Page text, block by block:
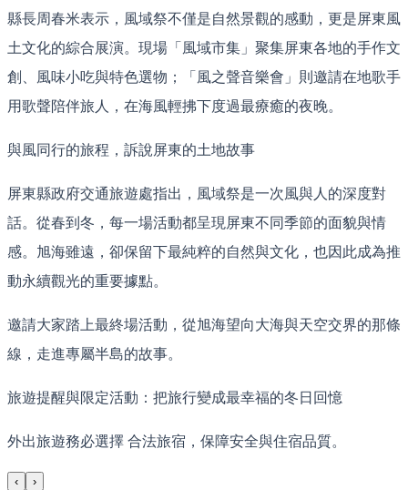
縣長周春米表示，風域祭不僅是自然景觀的感動，更是屏東風
土文化的綜合展演。現場「風域市集」聚集屏東各地的手作文
創、風味小吃與特色選物；「風之聲音樂會」則邀請在地歌手
用歌聲陪伴旅人，在海風輕拂下度過最療癒的夜晚。
與風同行的旅程，訴說屏東的土地故事
屏東縣政府交通旅遊處指出，風域祭是一次風與人的深度對
話。從春到冬，每一場活動都呈現屏東不同季節的面貌與情
感。旭海雖遠，卻保留下最純粹的自然與文化，也因此成為推
動永續觀光的重要據點。
邀請大家踏上最終場活動，從旭海望向大海與天空交界的那條
線，走進專屬半島的故事。
旅遊提醒與限定活動：把旅行變成最幸福的冬日回憶
外出旅遊務必選擇 合法旅宿，保障安全與住宿品質。
‹ ›